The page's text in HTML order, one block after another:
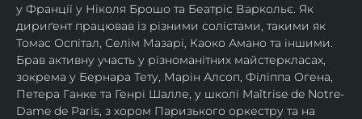
у Франції у Ніколя Брошо та Беатріс Варкольє. Як
дириґент працював із різними солістами, такими як
Томас Оспітал, Селім Мазарі, Каоко Амано та іншими.
Брав активну участь у різноманітних майстеркласах,
зокрема у Бернара Тету, Марін Алсоп, Філіппа Огена,
Петера Ганке та Генрі Шалле, у школі Maîtrise de Notre-
Dame de Paris, з хором Паризького оркестру та на